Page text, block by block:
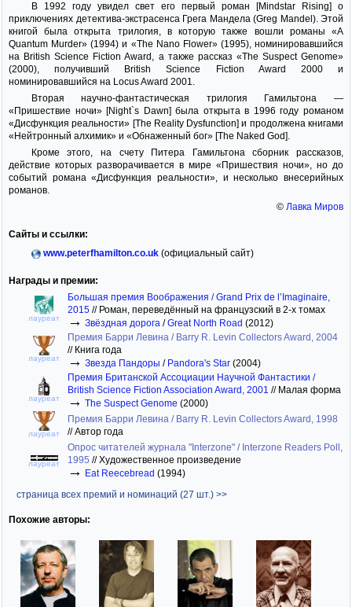
В 1992 году увидел свет его первый роман [Mindstar Rising] о
приключениях детектива-экстрасенса Грега Мандела (Greg Mandel). Этой
книгой была открыта трилогия, в которую также вошли романы «A
Quantum Murder» (1994) и «The Nano Flower» (1995), номинировавшийся
на British Science Fiction Award, а также рассказ «The Suspect Genome»
(2000), получивший British Science Fiction Award 2000 и
номинировавшийся на Locus Award 2001.
Вторая научно-фантастическая трилогия Гамильтона —
«Пришествие ночи» [Night`s Dawn] была открыта в 1996 году романом
«Дисфункция реальности» [The Reality Dysfunction] и продолжена книгами
«Нейтронный алхимик» и «Обнаженный бог» [The Naked God].
Кроме этого, на счету Питера Гамильтона сборник рассказов,
действие которых разворачивается в мире «Пришествия ночи», но до
событий романа «Дисфункция реальности», и несколько внесерийных
романов.
© Лавка Миров
Сайты и ссылки:
www.peterfhamilton.co.uk(официальный сайт)
Награды и премии:
лауреат
Большая премия Воображения / Grand Prix de l’Imaginaire,
2015 // Роман, переведённый на французский в 2-х томах
→ Звёздная дорога /Great North Road (2012)
лауреат
Премия Барри Левина / Barry R. Levin Collectors Award, 2004
// Книга года
→ Звезда Пандоры / Pandora's Star (2004)
лауреат
Премия Британской Ассоциации Научной Фантастики /
British Science Fiction Association Award, 2001 // Малая форма
→ The Suspect Genome (2000)
лауреат
Премия Барри Левина / Barry R. Levin Collectors Award, 1998
//Автор года
лауреат
Опрос читателей журнала "Interzone" / Interzone Readers Poll,
1995 //Художественное произведение
→ Eat Reecebread (1994)
страница всех премий и номинаций (27 шт.) >>
Похожие авторы: